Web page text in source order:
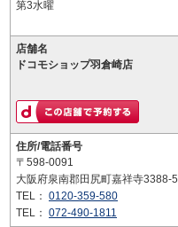
第3水曜
店舗名
ドコモショップ羽倉崎店
住所/電話番号
〒598-0091
大阪府泉南郡田尻町嘉祥寺3388-5
TEL： 0120-359-580
TEL： 072-490-1811